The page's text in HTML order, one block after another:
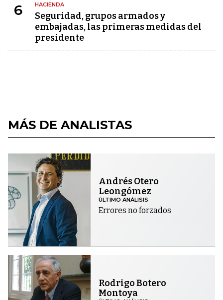
6 HACIENDA
Seguridad, grupos armados y
embajadas, las primeras medidas del
presidente
MÁS DE ANALISTAS
Andrés Otero
Leongómez
ÚLTIMO ANÁLISIS
Errores no forzados
Rodrigo Botero
Montoya